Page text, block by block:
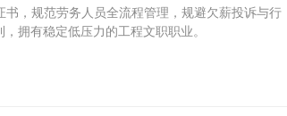
，规范劳务人员全流程管理，规避欠薪投诉与行
拥有稳定低压力的工程文职职业。